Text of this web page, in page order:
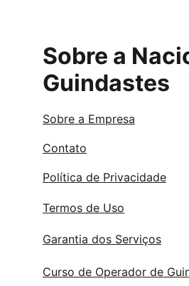
Sobre a
Guindastes
Sobre a Empresa
Contato
Política de Privacidade
Termos de Uso
Garantia dos Serviços
Curso de Operador de